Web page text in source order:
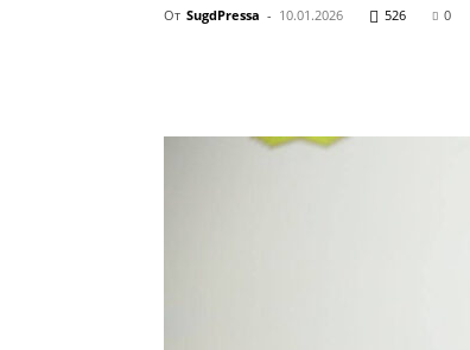
От SugdPressa - 10.01.2026 526 0